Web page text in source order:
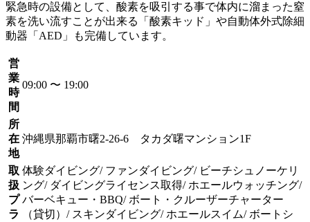
緊急時の設備として、酸素を吸引する事で体内に溜まった窒
素を洗い流すことが出来る「酸素キッド」や自動体外式除細
動器「AED」も完備しています。
営
業
時
間
09:00 〜 19:00
所
在
地
沖縄県那覇市曙2-26-6 タカダ曙マンション1F
取
扱
プ
ラ
体験ダイビング/ ファンダイビング/ ビーチシュノーケリ
ング/ ダイビングライセンス取得/ ホエールウォッチング/
バーベキュー・BBQ/ ボート・クルーザーチャーター
（貸切）/ スキンダイビング/ ホエールスイム/ ボートシ